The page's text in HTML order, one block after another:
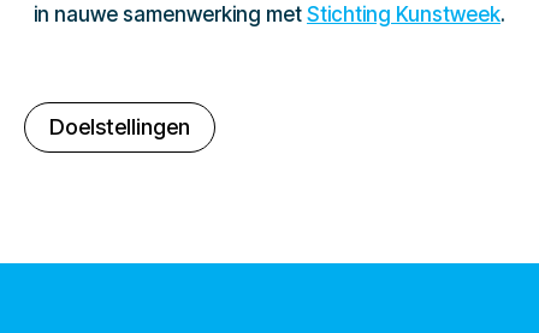
in nauwe samenwerking met Stichting Kunstweek.
Doelstellingen